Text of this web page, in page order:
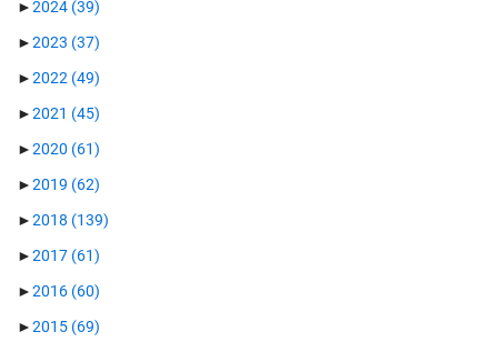
►2024 (39)
►2023 (37)
►2022 (49)
►2021 (45)
►2020 (61)
►2019 (62)
►2018 (139)
►2017 (61)
►2016 (60)
►2015 (69)